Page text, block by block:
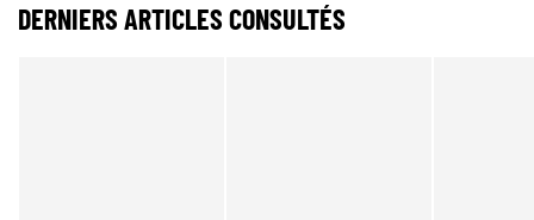
DERNIERS ARTICLES CONSULTÉS